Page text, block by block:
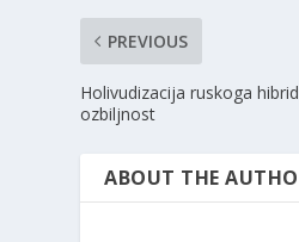
PREVIOUS
Holivudizacija ruskoga
ozbiljnost
ABOUT THE